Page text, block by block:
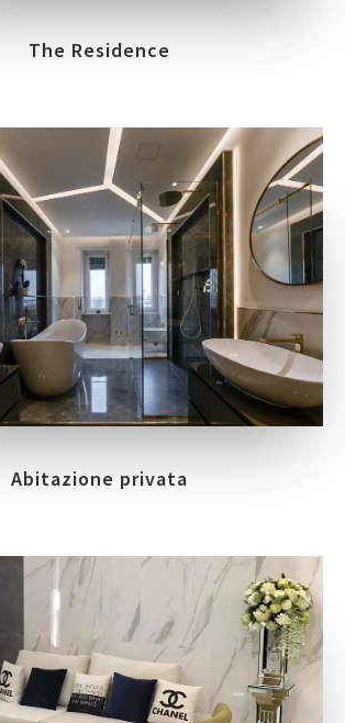
The Residence
Abitazione privata